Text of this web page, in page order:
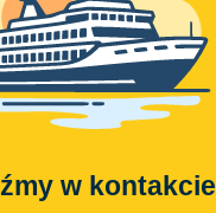
w kontakcie